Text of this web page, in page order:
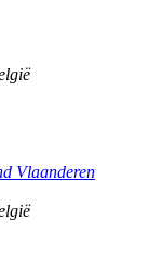
Vlaanderen